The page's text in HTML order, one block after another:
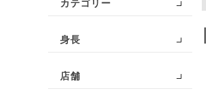
カテゴリー
身長
店舗